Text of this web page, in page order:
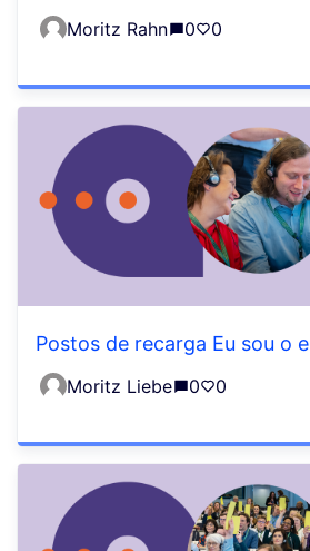
Moritz Rahn 0 0
Postos de recarga Eu sou o
Moritz Liebe 0 0